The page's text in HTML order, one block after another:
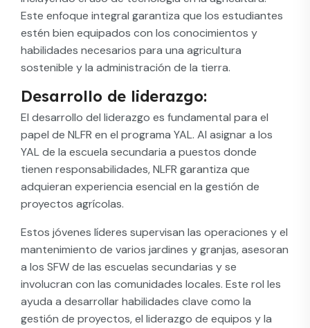
Este enfoque integral garantiza que los estudiantes
estén bien equipados con los conocimientos y
habilidades necesarios para una agricultura
sostenible y la administración de la tierra.
Desarrollo de liderazgo:
El desarrollo del liderazgo es fundamental para el
papel de NLFR en el programa YAL. Al asignar a los
YAL de la escuela secundaria a puestos donde
tienen responsabilidades, NLFR garantiza que
adquieran experiencia esencial en la gestión de
proyectos agrícolas.
Estos jóvenes líderes supervisan las operaciones y el
mantenimiento de varios jardines y granjas, asesoran
a los SFW de las escuelas secundarias y se
involucran con las comunidades locales. Este rol les
ayuda a desarrollar habilidades clave como la
gestión de proyectos, el liderazgo de equipos y la